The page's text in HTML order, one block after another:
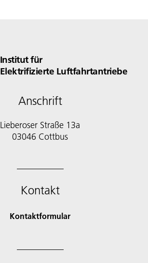
Institut für
Elektrifizierte Luftfahrtantriebe
Anschrift
Lieberoser Straße 13a
03046 Cottbus
Kontakt
Kontaktformular